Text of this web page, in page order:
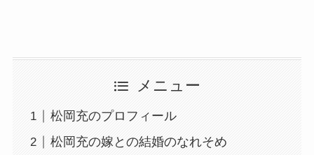
メニュー
松岡充のプロフィール
松岡充の嫁との結婚のなれそめ